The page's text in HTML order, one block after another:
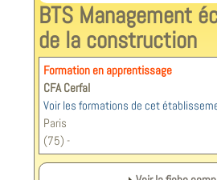
BTS Management
de la construction
Formation en apprentissage
CFA Cerfal
Voir les formations de cet
Paris
(75) -